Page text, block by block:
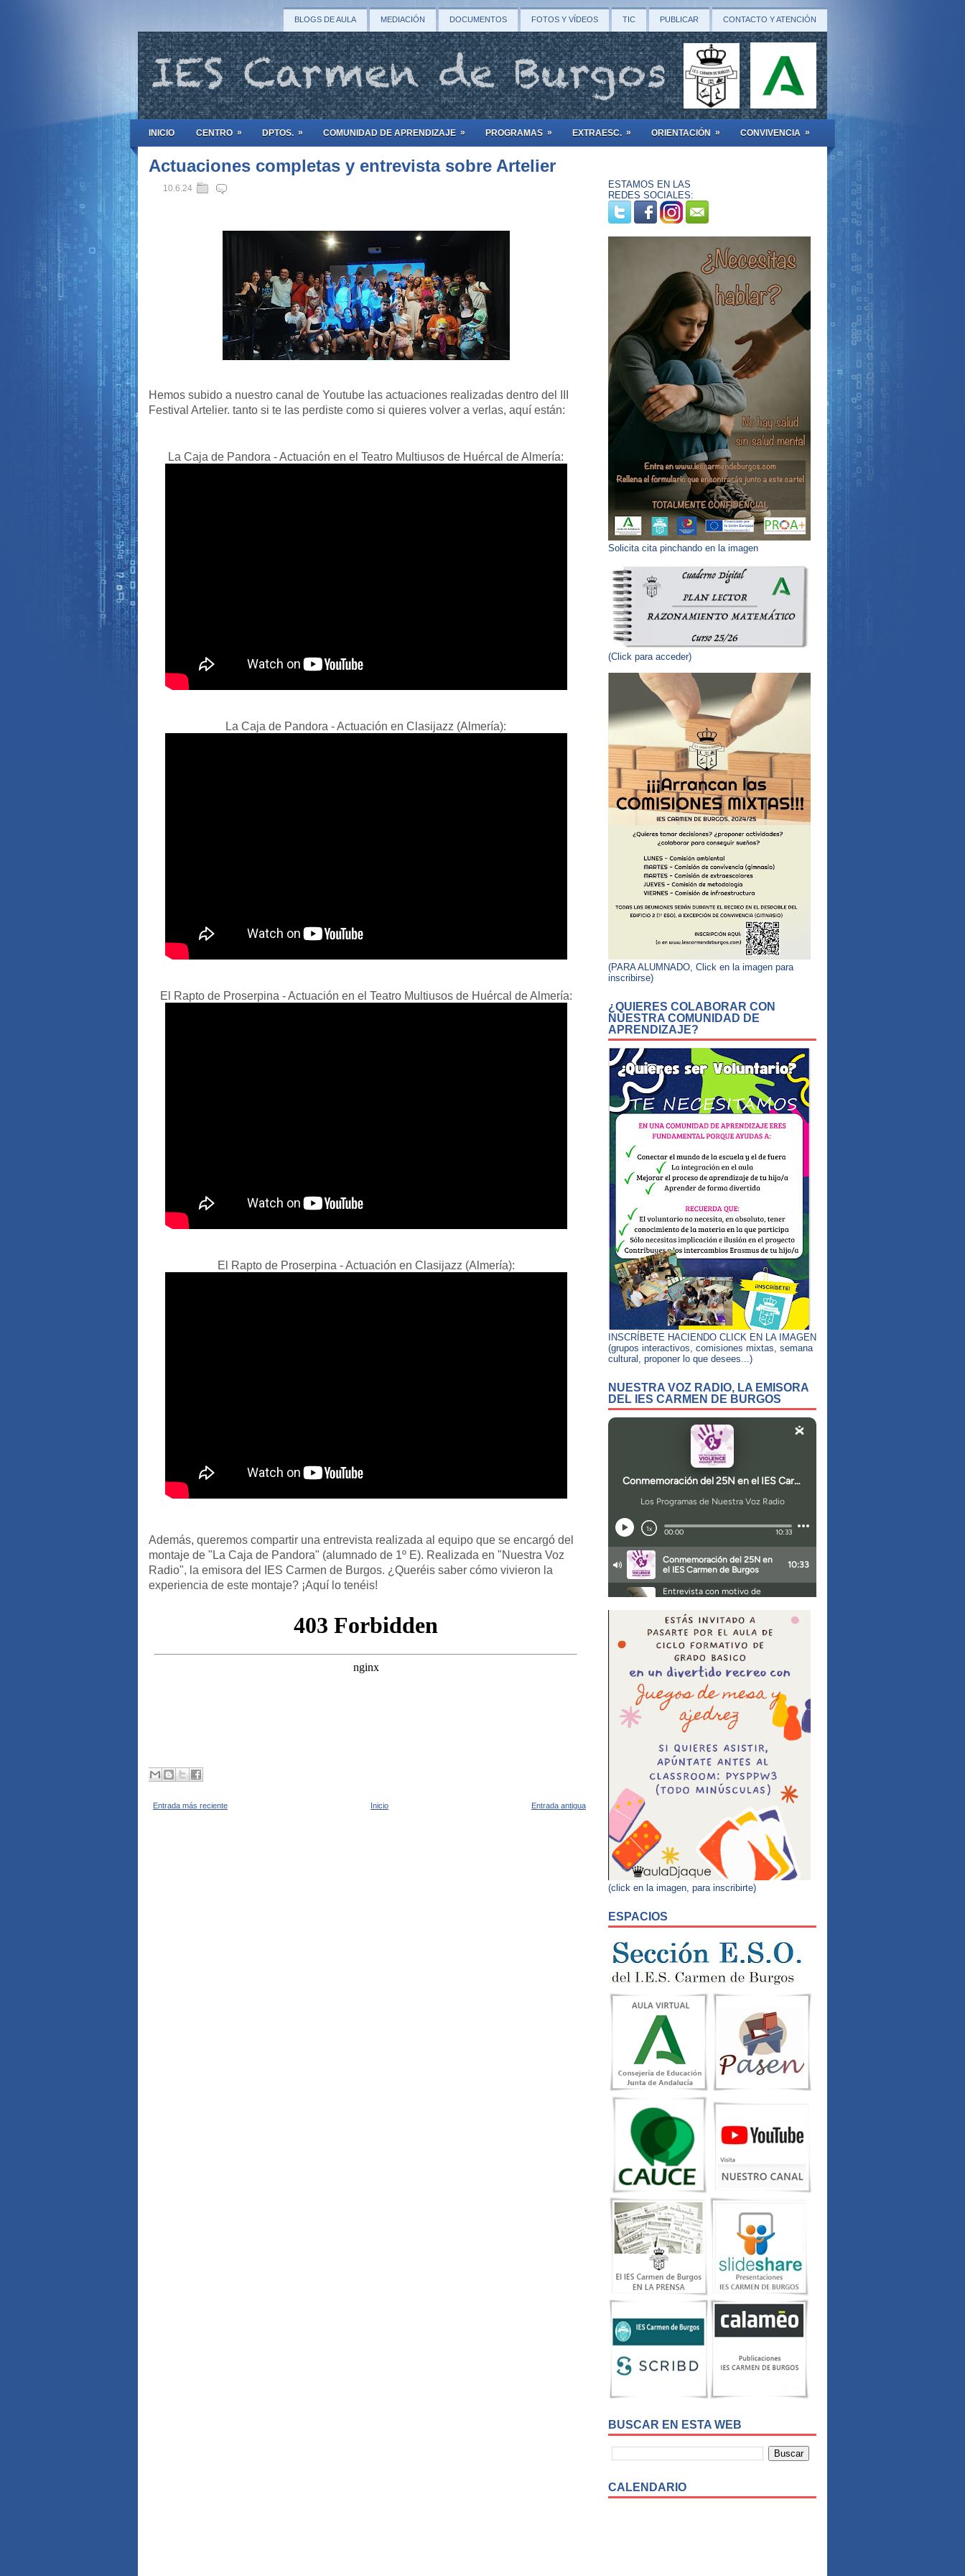
BLOGS DE AULA MEDIACIÓN DOCUMENTOS FOTOS Y VÍDEOS TIC PUBLICAR CONTACTO Y ATENCIÓN
INICIO CENTRO » DPTOS. » COMUNIDAD DE APRENDIZAJE » PROGRAMAS » EXTRAESC. » ORIENTACIÓN » CONVIVENCIA »
Actuaciones completas y entrevista sobre Artelier
10.6.24
Hemos subido a nuestro canal de Youtube las actuaciones realizadas dentro del III
Festival Artelier. tanto si te las perdiste como si quieres volver a verlas, aquí están:
La Caja de Pandora - Actuación en el Teatro Multiusos de Huércal de Almería:
La Caja de Pandora - Actuación en Clasijazz (Almería):
El Rapto de Proserpina - Actuación en el Teatro Multiusos de Huércal de Almería:
El Rapto de Proserpina - Actuación en Clasijazz (Almería):
Además, queremos compartir una entrevista realizada al equipo que se encargó del
montaje de "La Caja de Pandora" (alumnado de 1º E). Realizada en "Nuestra Voz
Radio", la emisora del IES Carmen de Burgos. ¿Queréis saber cómo vivieron la
experiencia de este montaje? ¡Aquí lo tenéis!
Entrada más reciente Entrada antigua
Inicio
ESTAMOS EN LAS
REDES SOCIALES:
Solicita cita pinchando en la imagen
(Click para acceder)
(PARA ALUMNADO, Click en la imagen para
inscribirse)
¿QUIERES COLABORAR CON
NUESTRA COMUNIDAD DE
APRENDIZAJE?
INSCRÍBETE HACIENDO CLICK EN LA IMAGEN
(grupos interactivos, comisiones mixtas, semana
cultural, proponer lo que desees...)
NUESTRA VOZ RADIO, LA EMISORA
DEL IES CARMEN DE BURGOS
(click en la imagen, para inscribirte)
ESPACIOS
BUSCAR EN ESTA WEB
CALENDARIO